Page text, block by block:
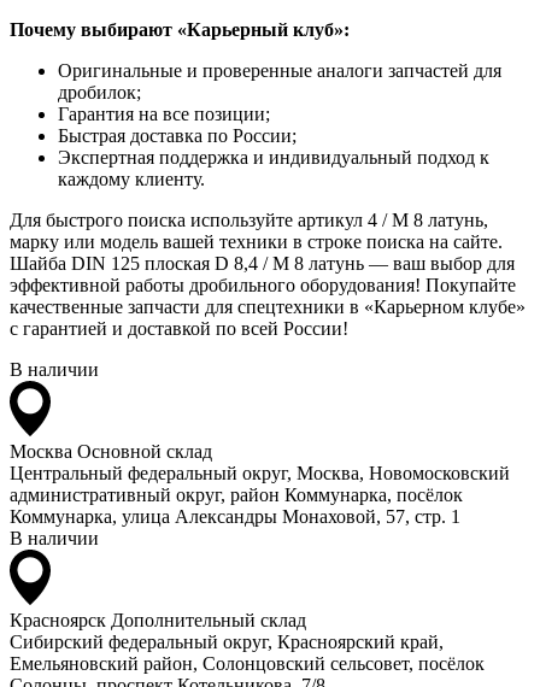
Почему выбирают «Карьерный клуб»:
Оригинальные и проверенные аналоги запчастей для
дробилок;
Гарантия на все позиции;
Быстрая доставка по России;
Экспертная поддержка и индивидуальный подход к
каждому клиенту.
Для быстрого поиска используйте артикул 4 / М 8 латунь,
марку или модель вашей техники в строке поиска на сайте.
Шайба DIN 125 плоская D 8,4 / М 8 латунь — ваш выбор для
эффективной работы дробильного оборудования! Покупайте
качественные запчасти для спецтехники в «Карьерном клубе»
с гарантией и доставкой по всей России!
В наличии
Москва Основной склад
Центральный федеральный округ, Москва, Новомосковский
административный округ, район Коммунарка, посёлок
Коммунарка, улица Александры Монаховой, 57, стр. 1
В наличии
Красноярск Дополнительный склад
Сибирский федеральный округ, Красноярский край,
Емельяновский район, Солонцовский сельсовет, посёлок